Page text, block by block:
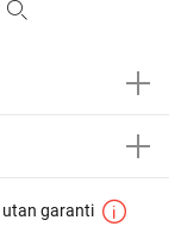
utan garanti